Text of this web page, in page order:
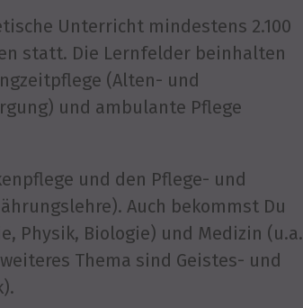
Unterricht mindestens 2.100
statt. Die Lernfelder beinhalten
(Alten- und
und ambulante Pflege
und den Pflege- und
Auch bekommst Du
Physik, Biologie) und Medizin (u.a.
Thema sind Geistes- und